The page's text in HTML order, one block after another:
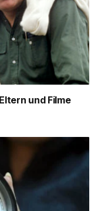
und Filme